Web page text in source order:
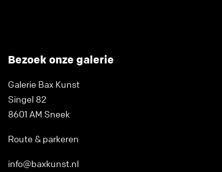
Bezoek onze galerie
Galerie Bax Kunst
Singel 82
8601 AM Sneek
Route & parkeren
info@baxkunst.nl